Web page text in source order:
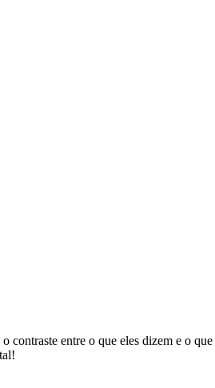
entre o que eles dizem e o